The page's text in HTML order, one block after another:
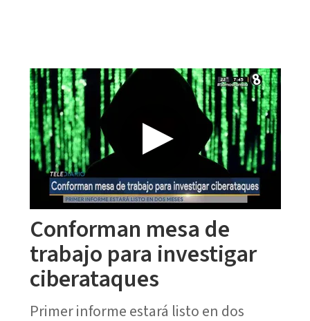
Conforman mesa de
trabajo para investigar
ciberataques
Primer informe estará listo en dos